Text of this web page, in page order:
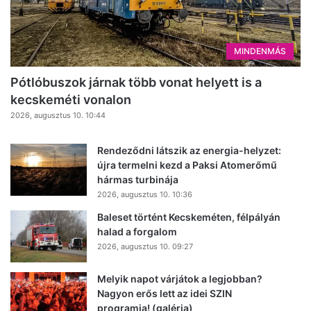
MINDENMÁS
Pótlóbuszok járnak több vonat helyett is a
kecskeméti vonalon
2026, augusztus 10. 10:44
Rendeződni látszik az energia-helyzet:
újra termelni kezd a Paksi Atomerőmű
hármas turbinája
2026, augusztus 10. 10:36
Baleset történt Kecskeméten, félpályán
halad a forgalom
2026, augusztus 10. 09:27
Melyik napot várjátok a legjobban?
Nagyon erős lett az idei SZIN
programja! (galéria)